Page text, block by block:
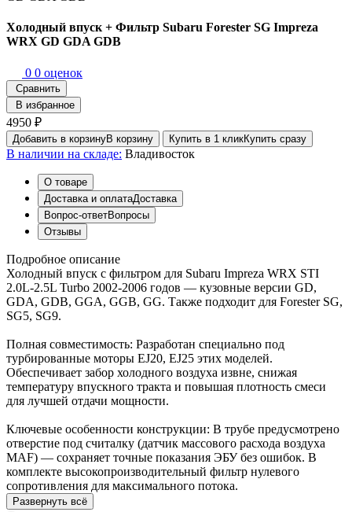
Холодный впуск + Фильтр Subaru Forester SG Impreza
WRX GD GDA GDB
0 0 оценок
Сравнить
В избранное
4950 ₽
Добавить в корзинуВ корзину Купить в 1 кликКупить сразу
В наличии на складе: Владивосток
О товаре
Доставка и оплатаДоставка
Вопрос-ответВопросы
Отзывы
Подробное описание
Холодный впуск с фильтром для Subaru Impreza WRX STI
2.0L-2.5L Turbo 2002-2006 годов — кузовные версии GD,
GDA, GDB, GGA, GGB, GG. Также подходит для Forester SG,
SG5, SG9.
Полная совместимость: Разработан специально под
турбированные моторы EJ20, EJ25 этих моделей.
Обеспечивает забор холодного воздуха извне, снижая
температуру впускного тракта и повышая плотность смеси
для лучшей отдачи мощности.
Ключевые особенности конструкции: В трубе предусмотрено
отверстие под считалку (датчик массового расхода воздуха
MAF) — сохраняет точные показания ЭБУ без ошибок. В
комплекте высокопроизводительный фильтр нулевого
сопротивления для максимального потока.
Развернуть всё